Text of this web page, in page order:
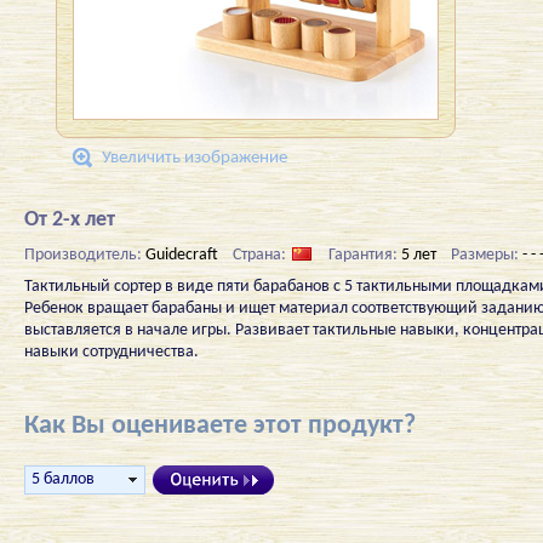
Увеличить изображение
От 2-х лет
Производитель: Guidecraft Страна: Гарантия: 5 лет Размеры: - -
Тактильный сортер в виде пяти барабанов с 5 тактильными
Ребенок вращает барабаны и ищет материал соответствующий
выставляется в начале игры. Развивает тактильные навыки,
навыки сотрудничества.
Как Вы оцениваете этот продукт?